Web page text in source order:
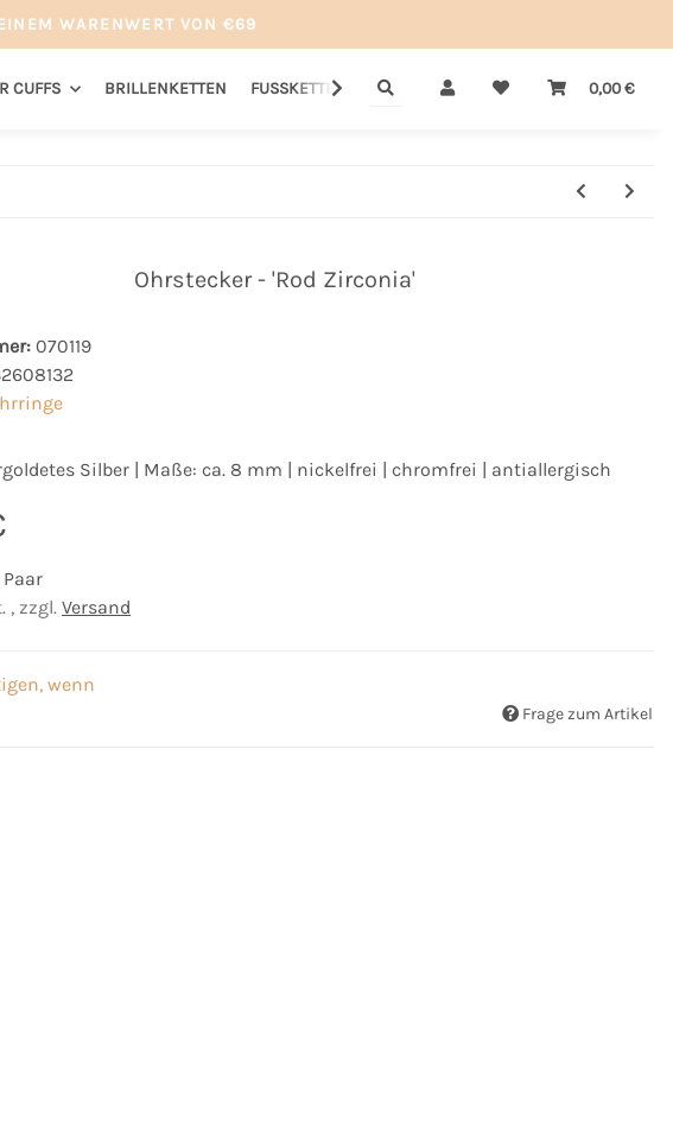
WARENWERT VON €69
0,00 €
CUFFS BRILLENKETTEN FUSSKETTEN GUTSCHEINE
Ohrstecker - 'Rod Zirconia'
070119
Silber | Maße: ca. 8 mm | nickelfrei | chromfrei | antiallergisch
Paar
, zzgl. Versand
wenn
Frage zum Artikel